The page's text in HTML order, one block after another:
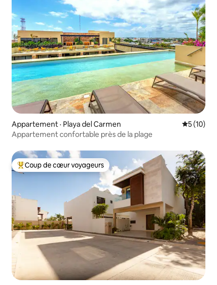
Appartement · Playa del Carmen Note
5 (10)
Appartement confortable près de la plage
Coup de cœur voyageurs parmi les plus aimés
Coup de cœur voyageurs